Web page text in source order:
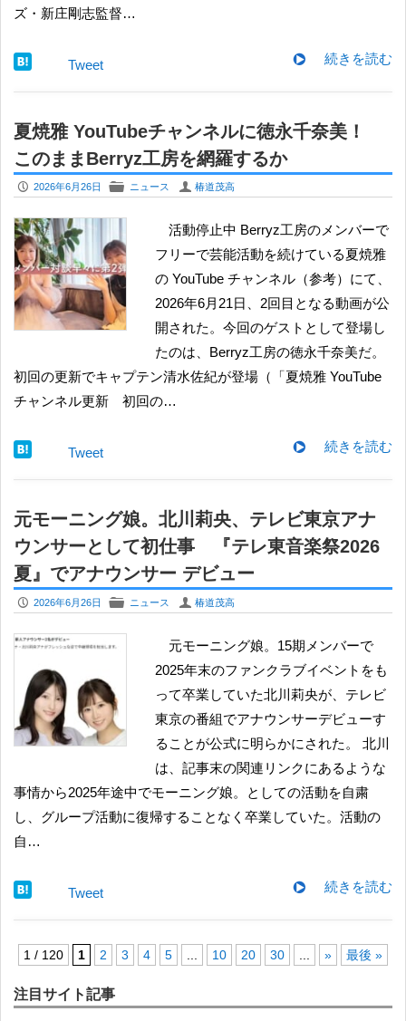
ズ・新庄剛志監督…
続きを読む
Tweet
夏焼雅 YouTubeチャンネルに徳永千奈美！
このままBerryz工房を網羅するか
P 2026年6月26日 F ニュース U 椿道茂高
活動停止中 Berryz工房のメンバーで
フリーで芸能活動を続けている夏焼雅
の YouTube チャンネル（参考）にて、
2026年6月21日、2回目となる動画が公
開された。今回のゲストとして登場し
たのは、Berryz工房の徳永千奈美だ。
初回の更新でキャプテン清水佐紀が登場（「夏焼雅 YouTube
チャンネル更新 初回の…
続きを読む
Tweet
元モーニング娘。北川莉央、テレビ東京アナ
ウンサーとして初仕事 『テレ東音楽祭2026
夏』でアナウンサー デビュー
P 2026年6月26日 F ニュース U 椿道茂高
元モーニング娘。15期メンバーで
2025年末のファンクラブイベントをも
って卒業していた北川莉央が、テレビ
東京の番組でアナウンサーデビューす
ることが公式に明らかにされた。 北川
は、記事末の関連リンクにあるような
事情から2025年途中でモーニング娘。としての活動を自粛
し、グループ活動に復帰することなく卒業していた。活動の
自…
続きを読む
Tweet
1 / 120 1 2 3 4 5 10 20 30 » 最後 »
注目サイト記事